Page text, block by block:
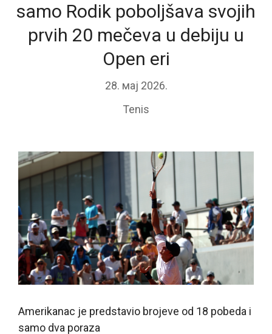
samo Rodik poboljšava svojih
prvih 20 mečeva u debiju u
Open eri
28. мај 2026.
Tenis
Amerikanac je predstavio brojeve od 18 pobeda i
samo dva poraza